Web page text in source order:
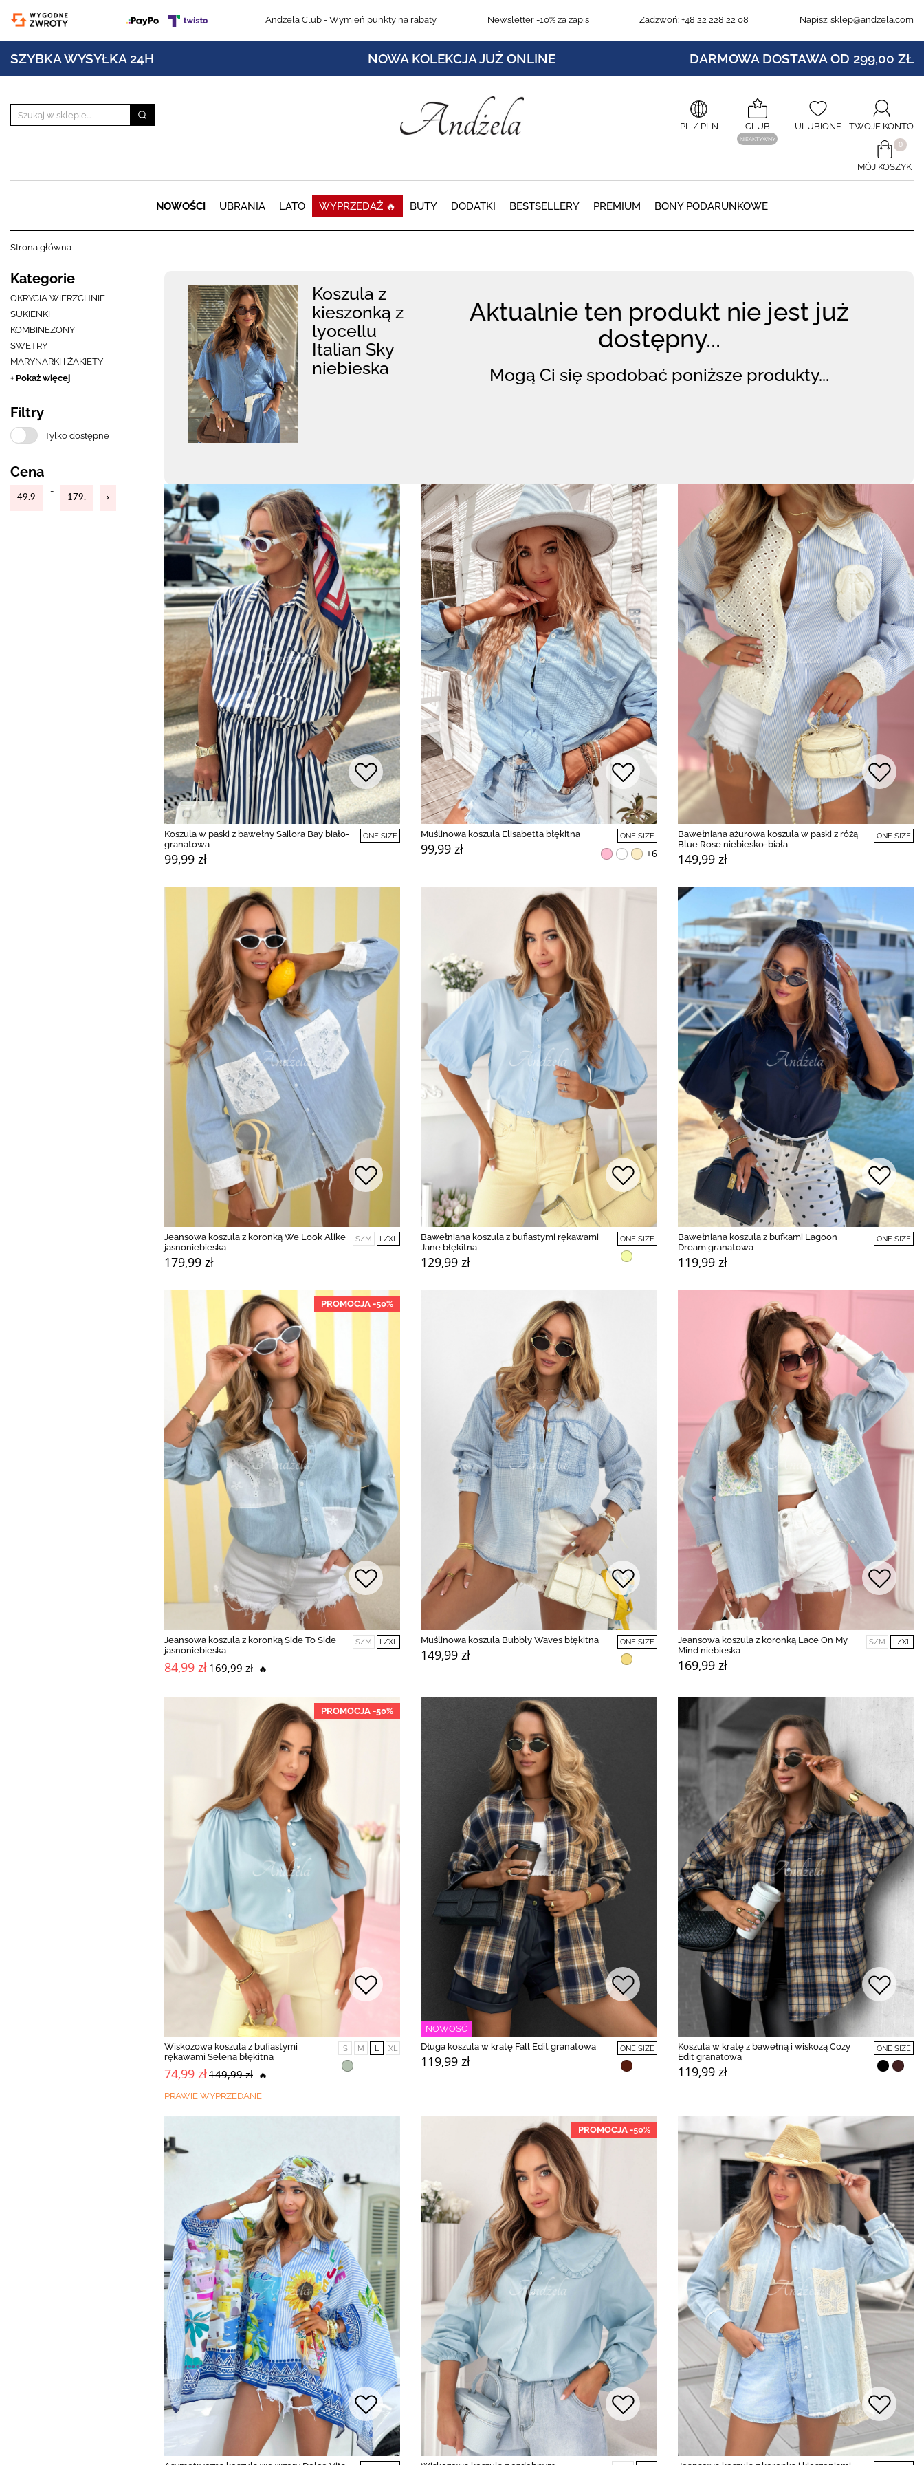
Andżela Club- Wymień punkty na rabaty Newsletter-10% za zapis Zadzwoń: +48 22 228 22 08 Napisz: sklep@andzela.com
SZYBKA WYSYŁKA 24H NOWA KOLEKCJA JUŻ ONLINE DARMOWA DOSTAWA OD 299,00 ZŁ
PL/ PLN CLUB
NIEAKTYWNY
ULUBIONE TWOJE KONTO
​0
MÓJ KOSZYK
NOWOŚCI UBRANIA LATO WYPRZEDAŻ 🔥 BUTY DODATKI BESTSELLERY PREMIUM BONY PODARUNKOWE
Strona główna
Kategorie
OKRYCIA WIERZCHNIE
SUKIENKI
KOMBINEZONY
SWETRY
MARYNARKI I ŻAKIETY
+ Pokaż więcej
Filtry
Tylko dostępne
Cena
-
Koszula z
kieszonką z
lyocellu
Italian Sky
niebieska
Aktualnie ten produkt nie jest już
dostępny...
Mogą Ci się spodobać poniższe produkty...
Koszula w paski z bawełny Sailora Bay biało-
granatowa
99,99 zł
ONE SIZE Muślinowa koszula Elisabetta błękitna
99,99 zł
ONE SIZE
+6
Bawełniana ażurowa koszula w paski z różą
Blue Rose niebiesko-biała
149,99 zł
ONE SIZE
Jeansowa koszula z koronką We Look Alike
jasnoniebieska
179,99 zł
S/M L/XL
Bawełniana koszula z bufiastymi rękawami
Jane błękitna
129,99 zł
ONE SIZE
Bawełniana koszula z bufkami Lagoon
Dream granatowa
119,99 zł
ONE SIZE
PROMOCJA -50%
Jeansowa koszula z koronką Side To Side
jasnoniebieska
84,99 zł169,99 zł 🔥
S/M L/XL Muślinowa koszula Bubbly Waves błękitna
149,99 zł
ONE SIZE
Jeansowa koszula z koronką Lace On My
Mind niebieska
169,99 zł
S/M L/XL
PROMOCJA -50%
Wiskozowa koszula z bufiastymi
rękawami Selena błękitna
74,99 zł149,99 zł 🔥
S M L XL
PRAWIE WYPRZEDANE
NOWOŚĆ
Długa koszula w kratę Fall Edit granatowa
119,99 zł
ONE SIZE
Koszula w kratę z bawełną i wiskozą Cozy
Edit granatowa
119,99 zł
ONE SIZE
PROMOCJA -50%